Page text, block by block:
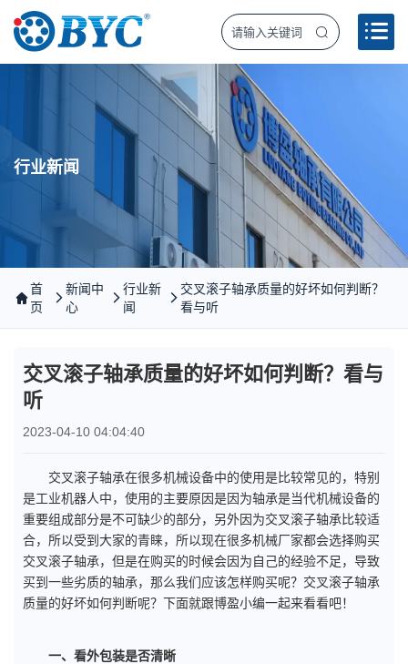
行业新闻
首
页
新闻中
心
行业新
闻
交叉滚子轴承质量的好坏如何判断？
看与听
交叉滚子轴承质量的好坏如何判断？看与
听
2023-04-10 04:04:40
交叉滚子轴承在很多机械设备中的使用是比较常见的，特别
是工业机器人中，使用的主要原因是因为轴承是当代机械设备的
重要组成部分是不可缺少的部分，另外因为交叉滚子轴承比较适
合，所以受到大家的青睐，所以现在很多机械厂家都会选择购买
交叉滚子轴承，但是在购买的时候会因为自己的经验不足，导致
买到一些劣质的轴承，那么我们应该怎样购买呢？交叉滚子轴承
质量的好坏如何判断呢？下面就跟博盈小编一起来看看吧！
一、看外包装是否清晰